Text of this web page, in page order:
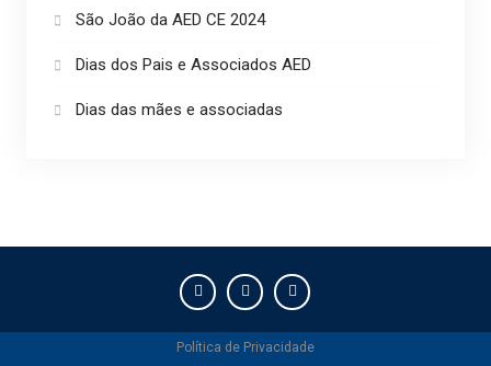
São João da AED CE 2024
Dias dos Pais e Associados AED
Dias das mães e associadas
Política de Privacidade